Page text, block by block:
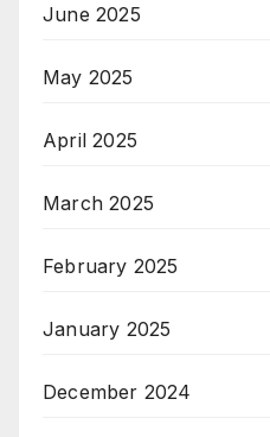
June 2025
May 2025
April 2025
March 2025
February 2025
January 2025
December 2024